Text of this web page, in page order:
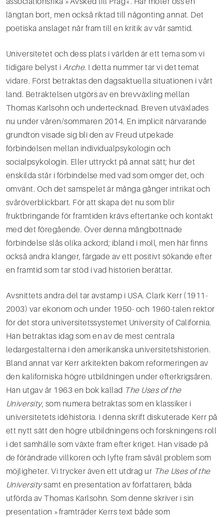
längtan bort, men också riktad till någonting annat. Det
poetiska anslaget når fram till en kritik av vår samtid.
Universitetet och dess plats i världen är ett tema som vi
tidigare belyst i Arche. I detta nummer tar vi det temat
vidare. Först betraktas den dagsaktuella situationen i vårt
land. Betraktelsen utgörs av en brevväxling mellan
Thomas Karlsohn och undertecknad. Breven utväxlades
nu under våren/sommaren 2014. En implicit närvarande
grundton visade sig bli den av Freud utpekade
förbindelsen mellan individualpsykologin och
socialpsykologin. Eller uttryckt på annat sätt; hur det
enskilda står i förbindelse med vad som omger det, och
omvänt. Och det samspelet är många gånger intrikat och
svåröverblickbart. För att skapa det nu som blir
fruktbringande för framtiden krävs eftertanke och kontakt
med det föregående. Över denna mångbottnade
förbindelse slås olika ackord; ibland i moll, men här finns
också andra klanger, färgade av ett positivt sökande efter
en framtid som tar stöd i vad historien berättar.
Avsnittets andra del tar avstamp i USA. Clark Kerr (1911-
2003) var ekonom och under 1950- och 1960-talen rektor
för det stora universitetssystemet University of California.
Han betraktas idag som en av de mest centrala
ledargestalterna i den amerikanska universitetshistorien.
Bland annat var Kerr arkitekten bakom reformeringen av
den kaliforniska högre utbildningen under efterkrigsåren.
Han utgav år 1963 en bok kallad The Uses of the
University, som numera betraktas som en klassiker i
universitetets idéhistoria. I denna skrift diskuterade Kerr på
ett nytt sätt den högre utbildningens och forskningens roll
i det samhälle som växte fram efter kriget. Han visade på
de förändrade villkoren och lyfte fram såväl problem som
möjligheter. Vi trycker även ett utdrag ur The Uses of the
Universitysamt en presentation av författaren, båda
utförda av Thomas Karlsohn. Som denne skriver i sin
presentation »framträder Kerrs text både som